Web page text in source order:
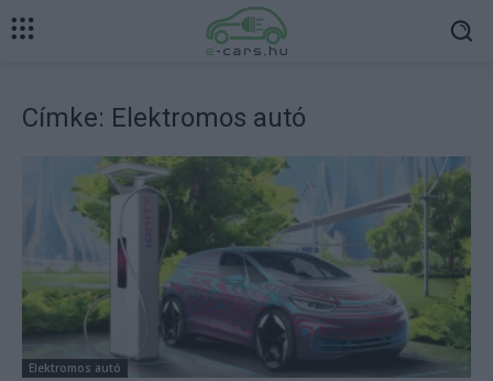
Címke: Elektromos autó
Elektromos autó